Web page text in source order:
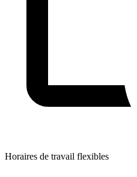
Horaires de travail flexibles